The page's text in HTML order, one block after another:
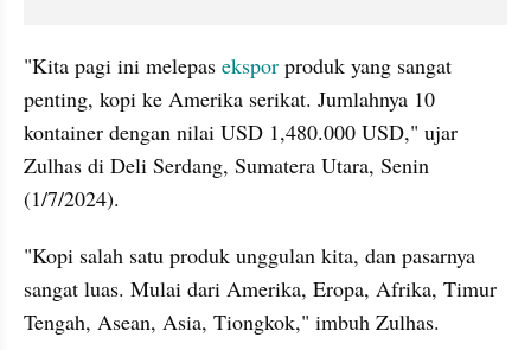
"Kita pagi ini melepas ekspor produk yang sangat
penting, kopi ke Amerika serikat. Jumlahnya 10
kontainer dengan nilai USD 1,480.000 USD," ujar
Zulhas di Deli Serdang, Sumatera Utara, Senin
(1/7/2024).
"Kopi salah satu produk unggulan kita, dan pasarnya
sangat luas. Mulai dari Amerika, Eropa, Afrika, Timur
Tengah, Asean, Asia, Tiongkok," imbuh Zulhas.